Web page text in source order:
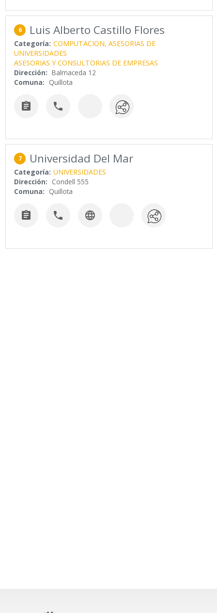
6 Luis Alberto Castillo Flores
Categoría: COMPUTACION, ASESORIAS DE
UNIVERSIDADES
ASESORIAS Y CONSULTORIAS DE EMPRESAS
Dirección: Balmaceda 12
Comuna: Quillota
 
7 Universidad Del Mar
Categoría: UNIVERSIDADES
Dirección: Condell 555
Comuna: Quillota
  